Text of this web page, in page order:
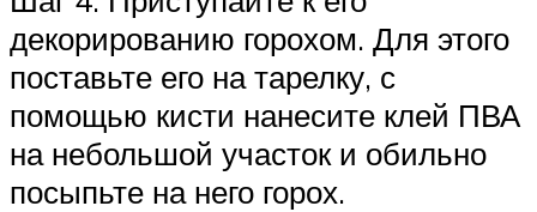
декорированию горохом. Для этого
поставьте его на тарелку, с
помощью кисти нанесите клей ПВА
на небольшой участок и обильно
посыпьте на него горох.